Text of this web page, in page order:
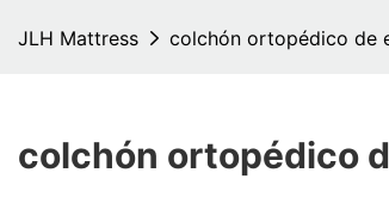
JLH Mattress colchón ortopédico de
colchón ortopédico